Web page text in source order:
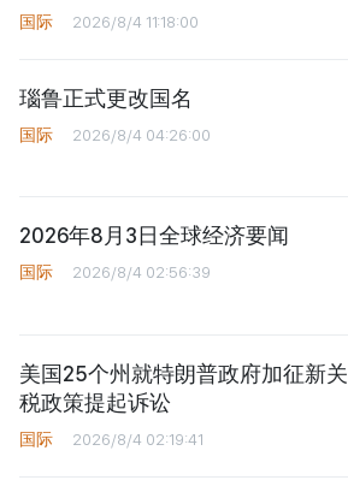
国际 2026/8/4 11:18:00
瑙鲁正式更改国名
国际 2026/8/4 04:26:00
2026年8月3日全球经济要闻
国际 2026/8/4 02:56:39
美国25个州就特朗普政府加征新关
税政策提起诉讼
国际 2026/8/4 02:19:41